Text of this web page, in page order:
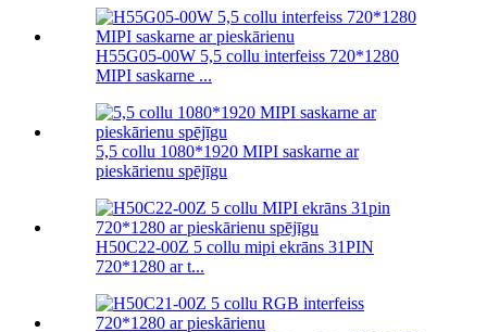
H55G05-00W 5,5 collu interfeiss 720*1280
MIPI saskarne ...
5,5 collu 1080*1920 MIPI saskarne ar
pieskārienu spējīgu
H50C22-00Z 5 collu mipi ekrāns 31PIN
720*1280 ar t...